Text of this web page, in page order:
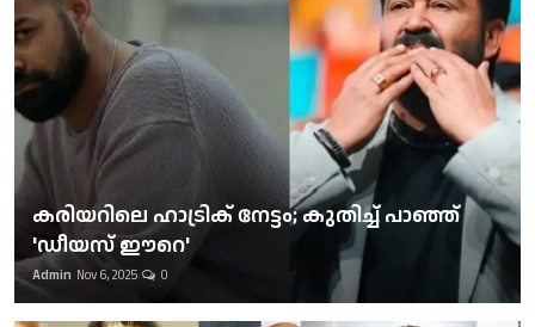
കരിയറിലെ ഹാട്രിക് നേട്ടം; കുതിച്ച് പാഞ്ഞ്
'ഡീയസ് ഈറെ'
Admin Nov 6, 2025 0